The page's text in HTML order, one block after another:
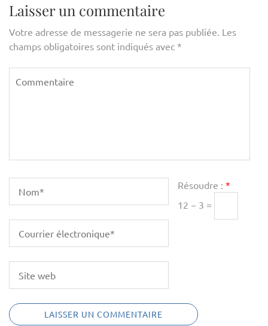
Laisser un commentaire
Votre adresse de messagerie ne sera pas publiée. Les
champs obligatoires sont indiqués avec *
Résoudre : *
12 − 3 =